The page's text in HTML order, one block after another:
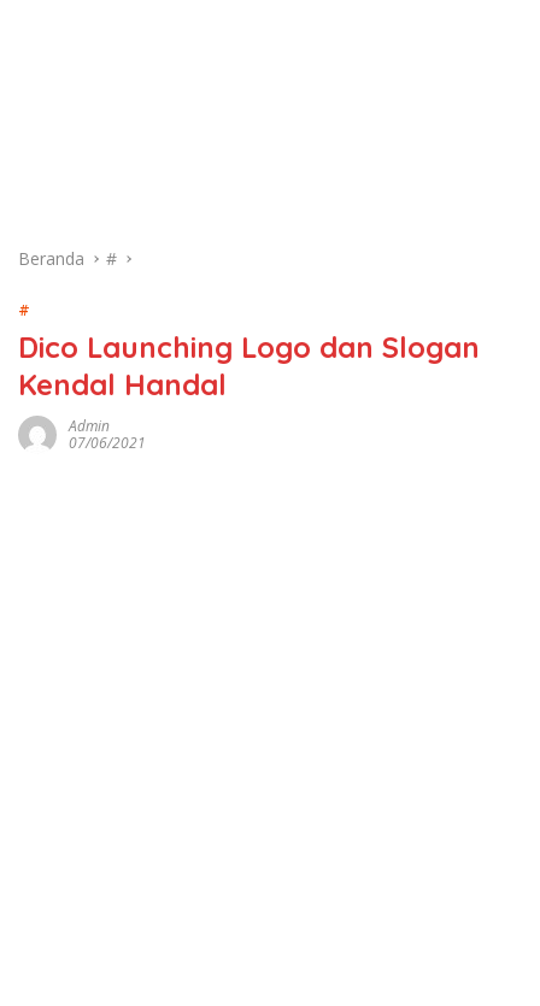
Beranda #
#
Dico Launching Logo dan Slogan
Kendal Handal
Admin
07/06/2021